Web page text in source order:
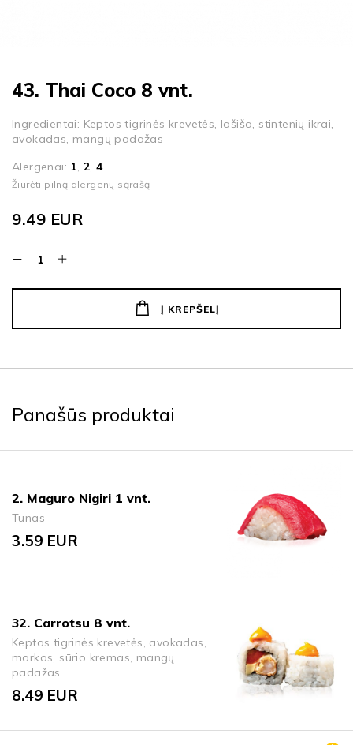
43. Thai Coco 8 vnt.
Ingredientai: Keptos tigrinės krevetės, lašiša, stintenių ikrai,
avokadas, mangų padažas
Alergenai: 1, 2, 4
Žiūrėti pilną alergenų sąrašą
9.49 EUR
Į KREPŠELĮ
Panašūs produktai
2. Maguro Nigiri 1 vnt.
Tunas
3.59 EUR
32. Carrotsu 8 vnt.
Keptos tigrinės krevetės, avokadas,
morkos, sūrio kremas, mangų
padažas
8.49 EUR